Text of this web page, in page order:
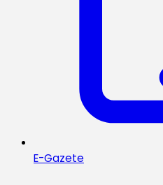
E-Gazete